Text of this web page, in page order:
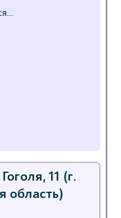
11 (г.
область)